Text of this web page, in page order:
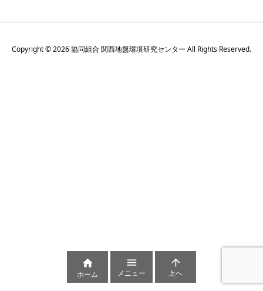
Copyright ©2026協同組合 関西地盤環境研究センター All Rights Reserved.

ホーム

メニュー

上へ